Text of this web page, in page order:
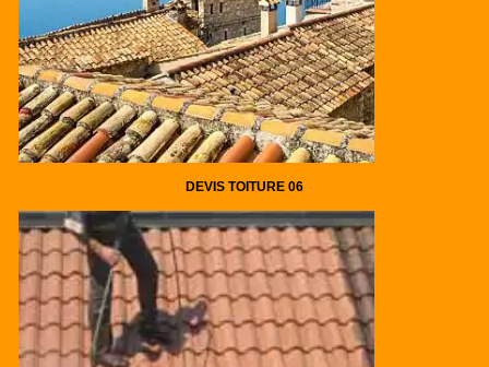
DEVIS TOITURE 06